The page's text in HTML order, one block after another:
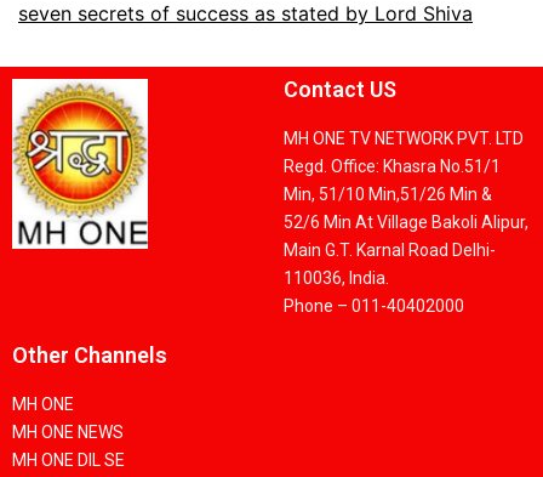
seven secrets of success as stated by Lord Shiva
Contact US
MH ONE TV NETWORK PVT. LTD
Regd. Office: Khasra No.51/1
Min, 51/10 Min,51/26 Min &
52/6 Min At Village Bakoli Alipur,
Main G.T. Karnal Road Delhi-
110036, India.
Phone – 011-40402000
Other Channels
MH ONE
MH ONE NEWS
MH ONE DIL SE